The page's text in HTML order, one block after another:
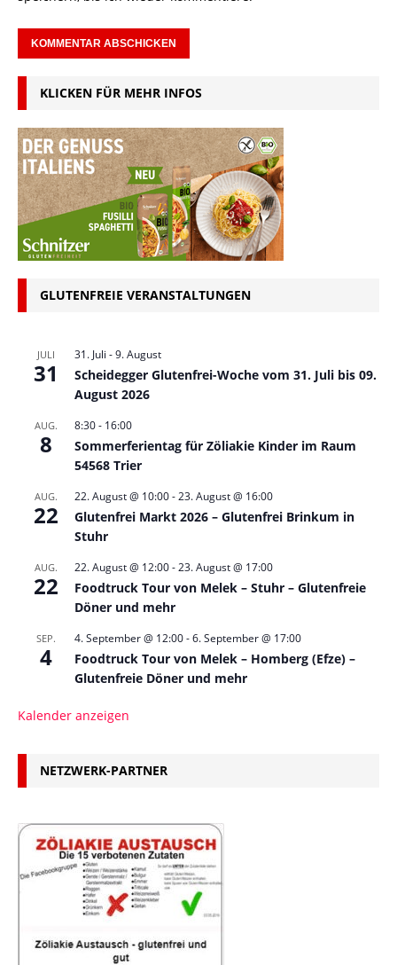
KLICKEN FÜR MEHR INFOS
GLUTENFREIE VERANSTALTUNGEN
JULI
31
31. Juli -9. August
Scheidegger Glutenfrei-Woche vom 31. Juli bis 09.
August 2026
AUG.
8
8:30- 16:00
Sommerferientag für Zöliakie Kinder im Raum
54568 Trier
AUG.
22
22. August @ 10:00-23. August @ 16:00
Glutenfrei Markt 2026 – Glutenfrei Brinkum in
Stuhr
AUG.
22
22. August @ 12:00-23. August @ 17:00
Foodtruck Tour von Melek – Stuhr – Glutenfreie
Döner und mehr
SEP.
4
4. September @ 12:00-6. September @ 17:00
Foodtruck Tour von Melek – Homberg (Efze) –
Glutenfreie Döner und mehr
Kalender anzeigen
NETZWERK-PARTNER